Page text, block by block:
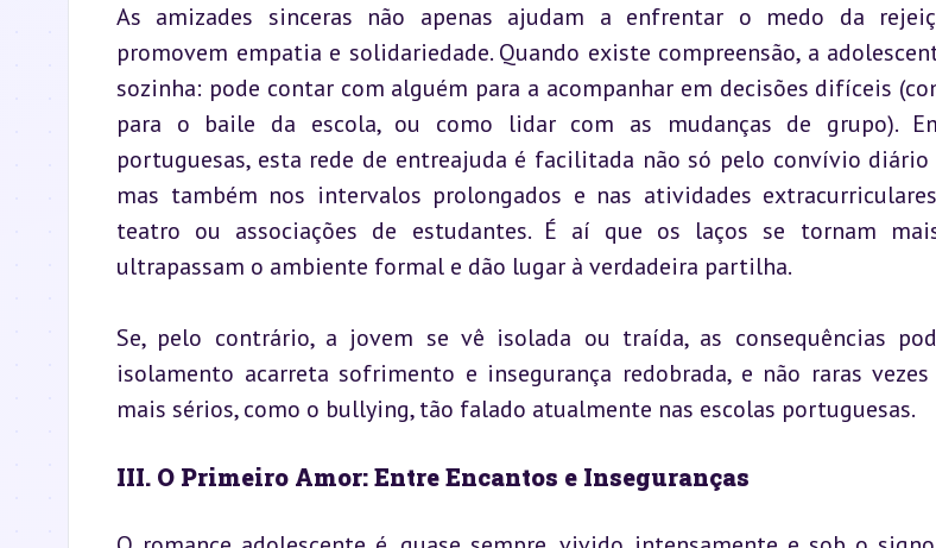
As amizades sinceras não apenas ajudam a enfrentar o medo da
promovem empatia e solidariedade. Quando existe compreensão, a
sozinha: pode contar com alguém para a acompanhar em decisões difíceis
para o baile da escola, ou como lidar com as mudanças de grupo).
portuguesas, esta rede de entreajuda é facilitada não só pelo convívio diário
mas também nos intervalos prolongados e nas atividades
teatro ou associações de estudantes. É aí que os laços se tornam
ultrapassam o ambiente formal e dão lugar à verdadeira partilha.
Se, pelo contrário, a jovem se vê isolada ou traída, as consequências
isolamento acarreta sofrimento e insegurança redobrada, e não raras
mais sérios, como o bullying, tão falado atualmente nas escolas portuguesas.
III. O Primeiro Amor: Entre Encantos e Inseguranças